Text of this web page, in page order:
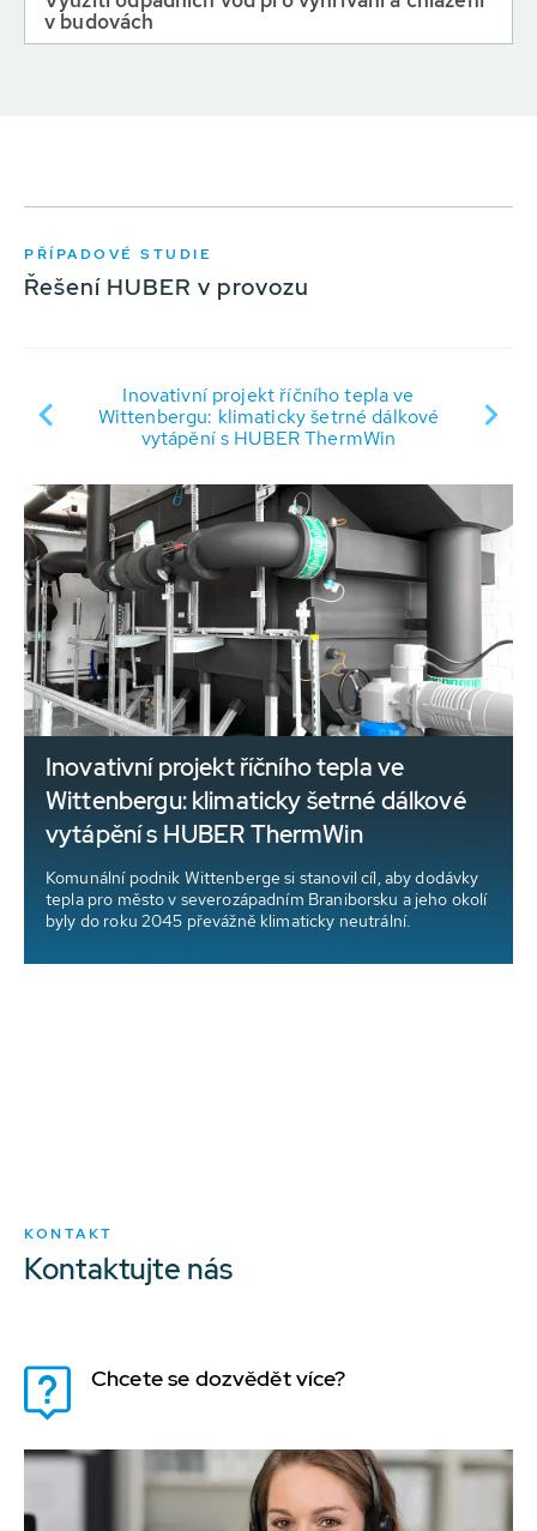
v budovách
PŘÍPADOVÉ STUDIE
Řešení HUBER v provozu
Inovativní projekt říčního tepla ve
Wittenbergu: klimaticky šetrné dálkové
vytápění s HUBER ThermWin
Inovativní projekt říčního tepla ve
Wittenbergu: klimaticky šetrné dálkové
vytápění s HUBER ThermWin
Komunální podnik Wittenberge si stanovil cíl, aby dodávky
tepla pro město v severozápadním Braniborsku a jeho okolí
byly do roku 2045 převážně klimaticky neutrální.
KONTAKT
Kontaktujte nás
Chcete se dozvědět více?